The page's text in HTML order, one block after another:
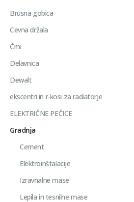
Brusna gobica
Cevna držala
Črni
Delavnica
Dewalt
ekscentri in r-kosi za radiatorje
ELEKTRIČNE PEČICE
Gradnja
Cement
Elektroinštalacije
Izravnalne mase
Lepila in tesnilne mase